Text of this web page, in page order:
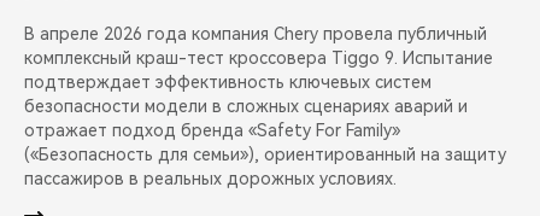
В апреле 2026 года компания Chery провела публичный
комплексный краш-тест кроссовера Tiggo 9. Испытание
подтверждает эффективность ключевых систем
безопасности модели в сложных сценариях аварий и
отражает подход бренда «Safety For Family»
(«Безопасность для семьи»), ориентированный на защиту
пассажиров в реальных дорожных условиях.